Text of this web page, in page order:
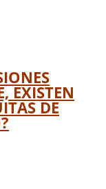
EXISTEN
DE